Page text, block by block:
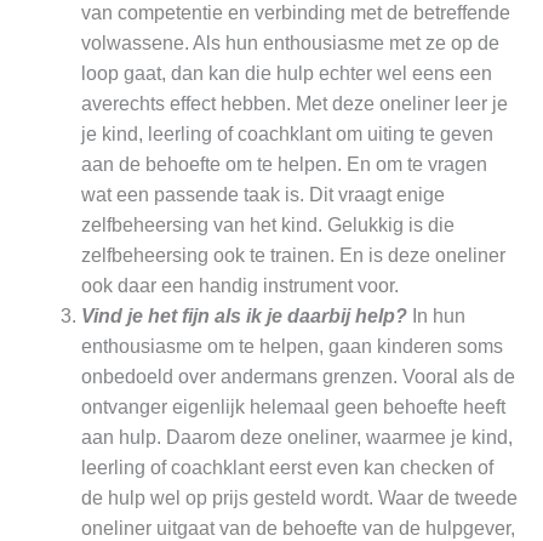
van competentie en verbinding met de betreffende
volwassene. Als hun enthousiasme met ze op de
loop gaat, dan kan die hulp echter wel eens een
averechts effect hebben. Met deze oneliner leer je
je kind, leerling of coachklant om uiting te geven
aan de behoefte om te helpen. En om te vragen
wat een passende taak is. Dit vraagt enige
zelfbeheersing van het kind. Gelukkig is die
zelfbeheersing ook te trainen. En is deze oneliner
ook daar een handig instrument voor.
Vind je het fijn als ik je daarbij help?In hun
enthousiasme om te helpen, gaan kinderen soms
onbedoeld over andermans grenzen. Vooral als de
ontvanger eigenlijk helemaal geen behoefte heeft
aan hulp. Daarom deze oneliner, waarmee je kind,
leerling of coachklant eerst even kan checken of
de hulp wel op prijs gesteld wordt. Waar de tweede
oneliner uitgaat van de behoefte van de hulpgever,